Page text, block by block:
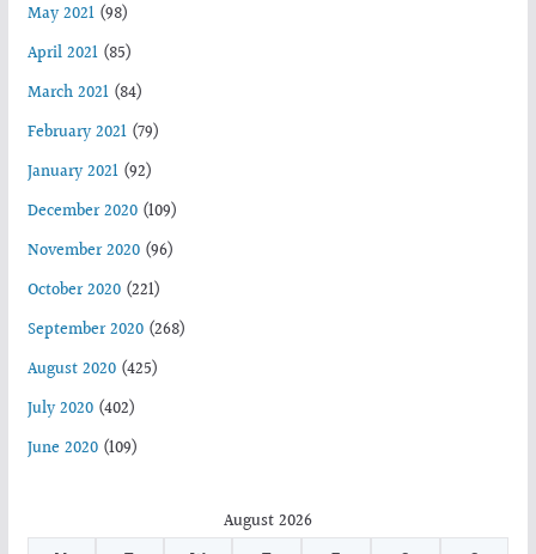
May 2021(98)
April 2021(85)
March 2021(84)
February 2021(79)
January 2021(92)
December 2020(109)
November 2020(96)
October 2020(221)
September 2020(268)
August 2020(425)
July 2020(402)
June 2020(109)
August 2026